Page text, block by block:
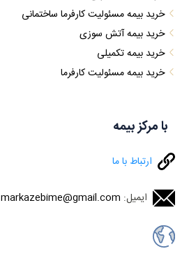
خرید بیمه مسئولیت کارفرما ساختمانی
خرید بیمه آتش سوزی
خرید بیمه تکمیلی
خرید بیمه مسئولیت کارفرما
با مرکز بیمه
ارتباط با ما
ایمیل: markazebime@gmail.com